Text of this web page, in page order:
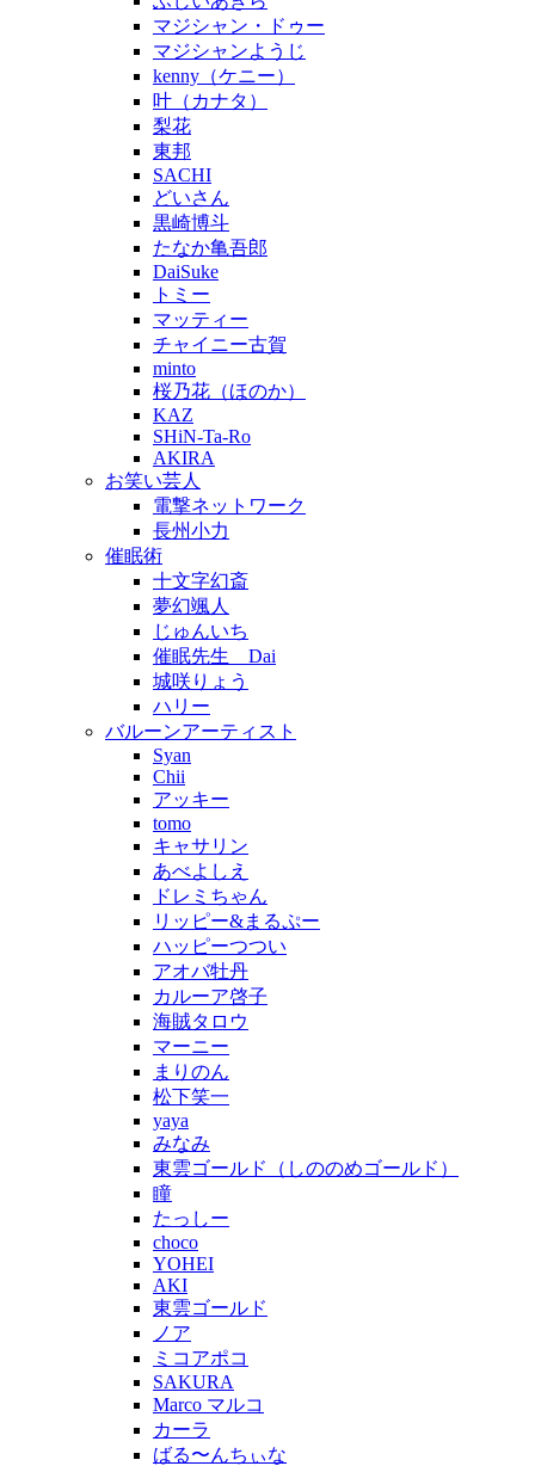
マジシャン・ドゥー
マジシャンようじ
kenny（ケニー）
叶（カナタ）
梨花
東邦
SACHI
どいさん
黒崎博斗
たなか亀吾郎
DaiSuke
トミー
マッティー
チャイニー古賀
minto
桜乃花（ほのか）
KAZ
SHiN-Ta-Ro
AKIRA
お笑い芸人
電撃ネットワーク
長州小力
催眠術
十文字幻斎
夢幻颯人
じゅんいち
催眠先生 Dai
城咲りょう
ハリー
バルーンアーティスト
Syan
Chii
アッキー
tomo
キャサリン
あべよしえ
ドレミちゃん
リッピー&まるぷー
ハッピーつつい
アオバ牡丹
カルーア啓子
海賊タロウ
マーニー
まりのん
松下笑一
yaya
みなみ
東雲ゴールド（しののめゴールド）
瞳
たっしー
choco
YOHEI
AKI
東雲ゴールド
ノア
ミコアポコ
SAKURA
Marco マルコ
カーラ
ばる〜んちぃな